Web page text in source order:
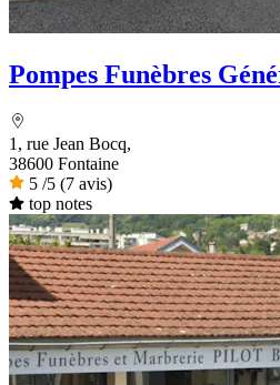
Pompes Funèbres
1, rue Jean Bocq,
38600 Fontaine
5 /5 (7 avis)
top notes